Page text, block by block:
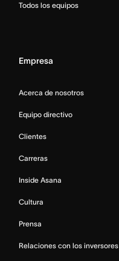
Todos los equipos
Empresa
Acerca de nosotros
Equipo directivo
Clientes
Carreras
Inside Asana
Cultura
Prensa
Relaciones con los inversores